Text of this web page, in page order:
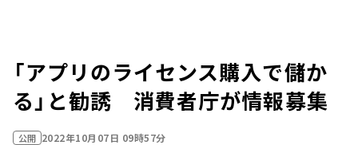
「アプリのライセンス購入で儲か
る」と勧誘 消費者庁が情報募集
公開 2022年10月07日 09時57分